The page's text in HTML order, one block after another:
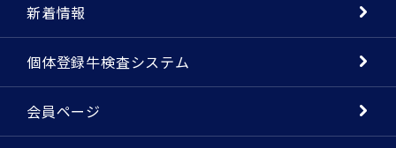
新着情報
個体登録牛検査システム
会員ページ